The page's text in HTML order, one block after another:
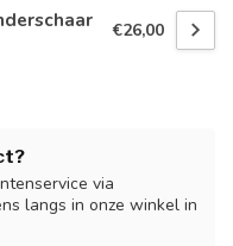
€26,00
via
langs in onze winkel in